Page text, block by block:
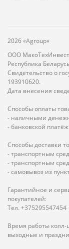
2026 «Agroup»
ООО
Республика
Свидетельство о
193910620.
Дата внесения
Способы оплаты
- наличными
- банковской
Способы доставки
- транспортным
- транспортным
- самовывоз из
Гарантийное и
покупателей:
Тел.
Время работы колл-
выходные и